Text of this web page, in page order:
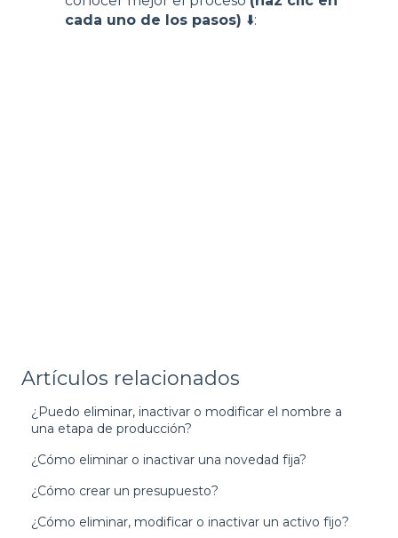
cada uno de los pasos) ⬇️:
Artículos relacionados
¿Puedo eliminar, inactivar o modificar el nombre a
una etapa de producción?
¿Cómo eliminar o inactivar una novedad fija?
¿Cómo crear un presupuesto?
¿Cómo eliminar, modificar o inactivar un activo fijo?